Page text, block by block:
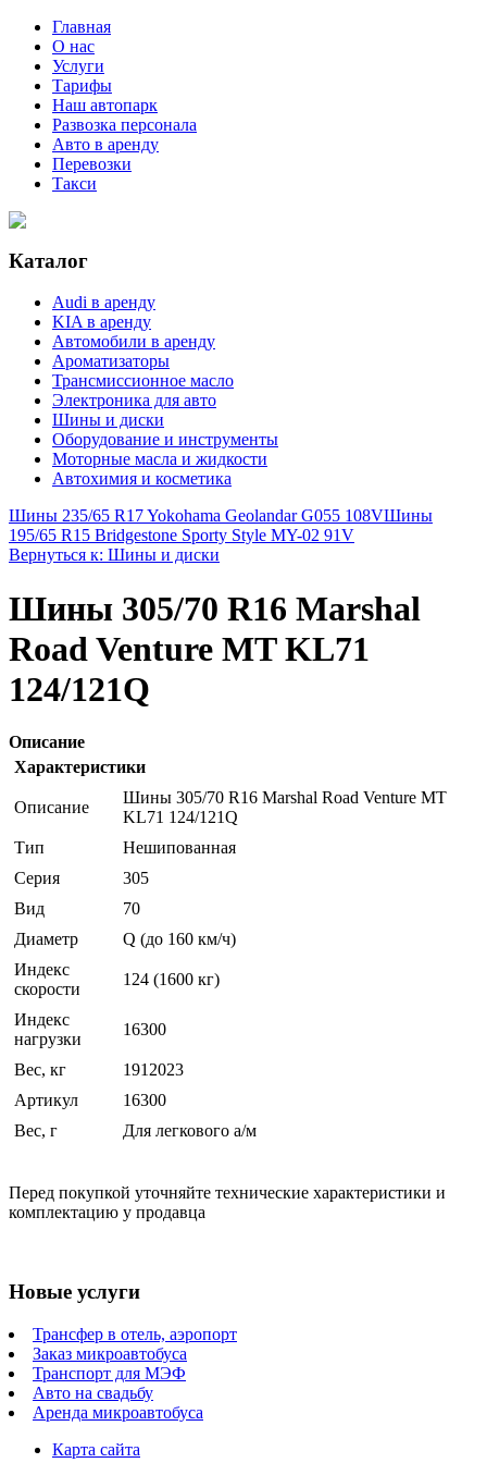
Главная
О нас
Услуги
Тарифы
Наш автопарк
Развозка персонала
Авто в аренду
Перевозки
Такси
Каталог
Audi в аренду
KIA в аренду
Автомобили в аренду
Ароматизаторы
Трансмиссионное масло
Электроника для авто
Шины и диски
Оборудование и инструменты
Моторные масла и жидкости
Автохимия и косметика
Шины 235/65 R17 Yokohama Geolandar G055 108VШины
195/65 R15 Bridgestone Sporty Style MY-02 91V
Вернуться к: Шины и диски
Шины 305/70 R16 Marshal
Road Venture MT KL71
124/121Q
Описание
Характеристики
Описание
Шины 305/70 R16 Marshal Road Venture MT
KL71 124/121Q
Тип
Нешипованная
Серия
305
Вид
70
Диаметр
Q (до 160 км/ч)
Индекс
скорости
124 (1600 кг)
Индекс
нагрузки
16300
Вес, кг
1912023
Артикул
16300
Вес, г
Для легкового а/м
Перед покупкой уточняйте технические характеристики и
комплектацию у продавца
Новые услуги
Трансфер в отель, аэропорт
Заказ микроавтобуса
Транспорт для МЭФ
Авто на свадьбу
Аренда микроавтобуса
Карта сайта